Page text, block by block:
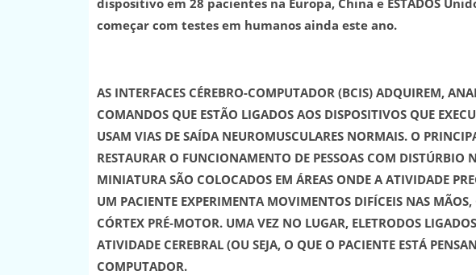
começar com testes em humanos ainda este ano.
AS INTERFACES CÉREBRO-COMPUTADOR (BCIS) ADQUIREM,
COMANDOS QUE ESTÃO LIGADOS AOS DISPOSITIVOS QUE
USAM VIAS DE SAÍDA NEUROMUSCULARES NORMAIS. O
RESTAURAR O FUNCIONAMENTO DE PESSOAS COM DISTÚRBIO
MINIATURA SÃO COLOCADOS EM ÁREAS ONDE A ATIVIDADE
UM PACIENTE EXPERIMENTA MOVIMENTOS DIFÍCEIS NAS
CÓRTEX PRÉ-MOTOR. UMA VEZ NO LUGAR, ELETRODOS
ATIVIDADE CEREBRAL (OU SEJA, O QUE O PACIENTE ESTÁ
COMPUTADOR.